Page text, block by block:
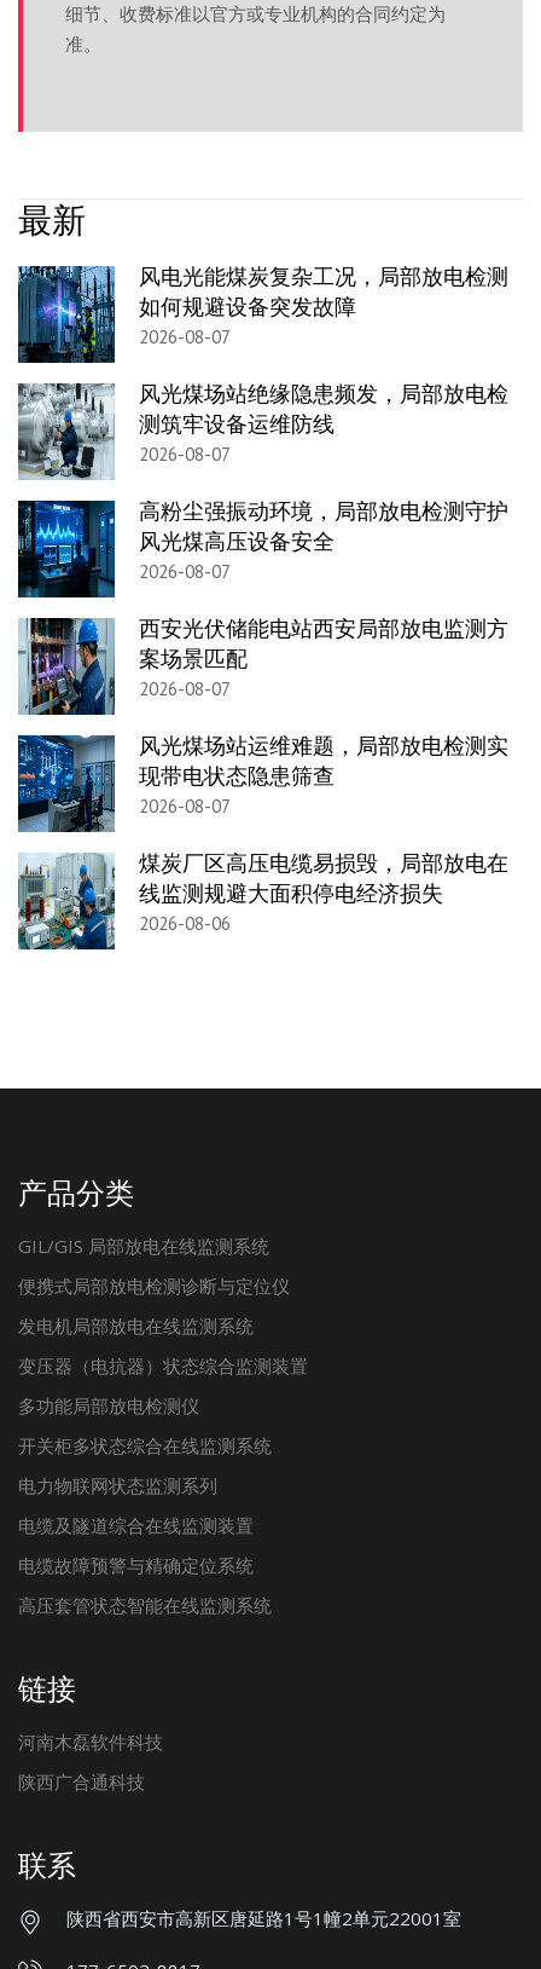
细节、收费标准以官方或专业机构的合同约定为
准。
最新
风电光能煤炭复杂工况，局部放电检测
如何规避设备突发故障
2026-08-07
风光煤场站绝缘隐患频发，局部放电检
测筑牢设备运维防线
2026-08-07
高粉尘强振动环境，局部放电检测守护
风光煤高压设备安全
2026-08-07
西安光伏储能电站西安局部放电监测方
案场景匹配
2026-08-07
风光煤场站运维难题，局部放电检测实
现带电状态隐患筛查
2026-08-07
煤炭厂区高压电缆易损毁，局部放电在
线监测规避大面积停电经济损失
2026-08-06
产品分类
GIL/GIS 局部放电在线监测系统
便携式局部放电检测诊断与定位仪
发电机局部放电在线监测系统
变压器（电抗器）状态综合监测装置
多功能局部放电检测仪
开关柜多状态综合在线监测系统
电力物联网状态监测系列
电缆及隧道综合在线监测装置
电缆故障预警与精确定位系统
高压套管状态智能在线监测系统
链接
河南木磊软件科技
陕西广合通科技
联系
陕西省西安市高新区唐延路1号1幢2单元22001室